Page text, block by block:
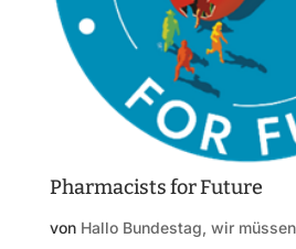
Pharmacists for Future
von Hallo Bundestag, wir